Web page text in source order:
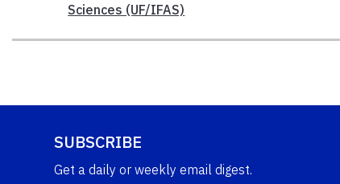
Sciences (UF/IFAS)
SUBSCRIBE
Get a daily or weekly email digest.